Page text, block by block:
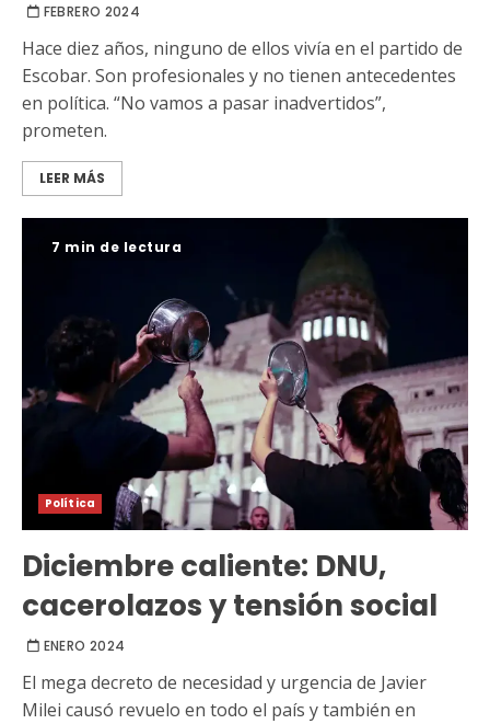
FEBRERO 2024
Hace diez años, ninguno de ellos vivía en el partido de
Escobar. Son profesionales y no tienen antecedentes
en política. “No vamos a pasar inadvertidos”,
prometen.
LEER MÁS
7 min de lectura
Política
Diciembre caliente: DNU,
cacerolazos y tensión social
ENERO 2024
El mega decreto de necesidad y urgencia de Javier
Milei causó revuelo en todo el país y también en